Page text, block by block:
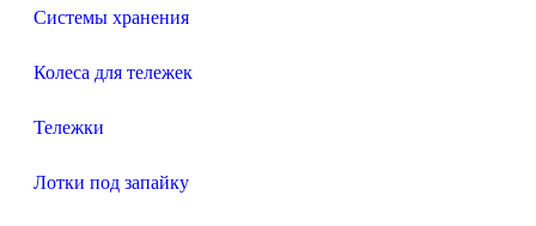
Системы хранения
Колеса для тележек
Тележки
Лотки под запайку